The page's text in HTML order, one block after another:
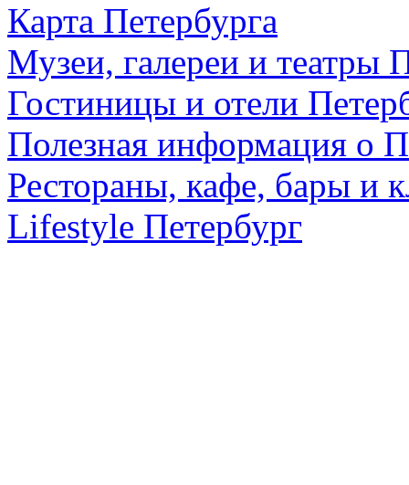
Карта Петербурга
Музеи, галереи и театры
Гостиницы и отели
Полезная информация о
Рестораны, кафе, бары и
Lifestyle Петербург